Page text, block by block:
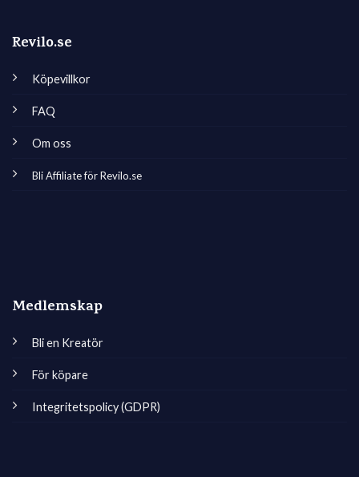
Revilo.se
Köpevillkor
FAQ
Om oss
Bli Affiliate för Revilo.se
Medlemskap
Bli en Kreatör
För köpare
Integritetspolicy (GDPR)